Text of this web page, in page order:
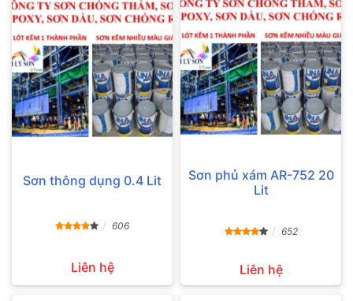
Sơn thông dụng 0.4 Lit
606
Liên hệ
Sơn phủ xám AR-752 20
Lit
652
Liên hệ